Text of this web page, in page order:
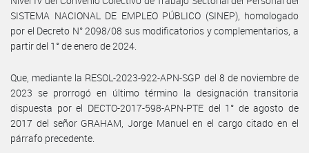
SISTEMA NACIONAL DE EMPLEO PÚBLICO (SINEP), homologado
por el Decreto N° 2098/08 sus modificatorios y complementarios, a
partir del 1° de enero de 2024.
Que, mediante la RESOL-2023-922-APN-SGP del 8 de noviembre de
2023 se prorrogó en último término la designación transitoria
dispuesta por el DECTO-2017-598-APN-PTE del 1° de agosto de
2017 del señor GRAHAM, Jorge Manuel en el cargo citado en el
párrafo precedente.